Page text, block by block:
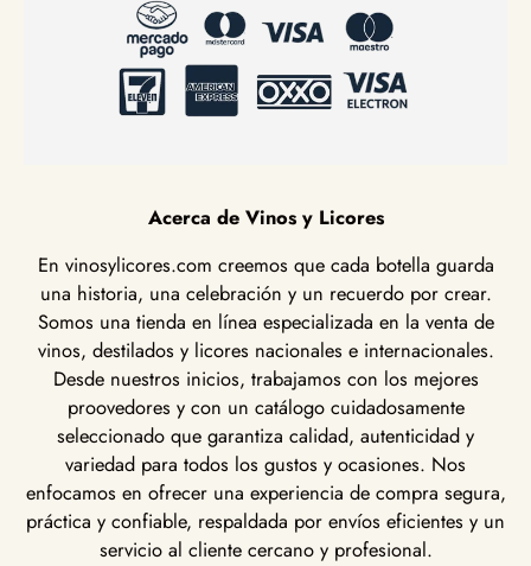
Acerca de Vinos y Licores
En vinosylicores.com creemos que cada botella guarda
una historia, una celebración y un recuerdo por crear.
Somos una tienda en línea especializada en la venta de
vinos, destilados y licores nacionales e internacionales.
Desde nuestros inicios, trabajamos con los mejores
proovedores y con un catálogo cuidadosamente
seleccionado que garantiza calidad, autenticidad y
variedad para todos los gustos y ocasiones. Nos
enfocamos en ofrecer una experiencia de compra segura,
práctica y confiable, respaldada por envíos eficientes y un
servicio al cliente cercano y profesional.